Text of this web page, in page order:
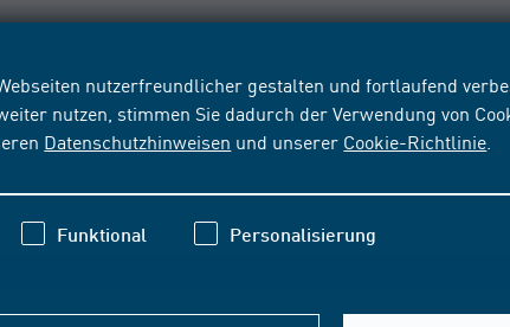
nutzerfreundlicher gestalten und fortlaufend
nutzen, stimmen Sie dadurch der Verwendung von
Datenschutzhinweisen und unserer Cookie-Richtlinie
Funktional Personalisierung